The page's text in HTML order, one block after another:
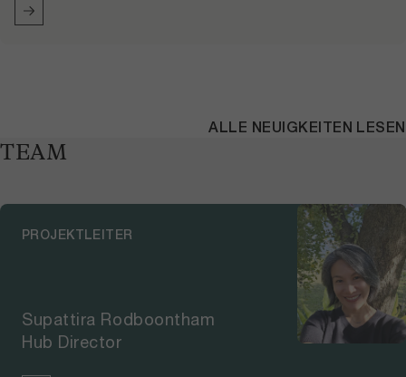
ALLE NEUIGKEITEN LESEN
TEAM
PROJEKTLEITER
Supattira Rodboontham
Hub Director